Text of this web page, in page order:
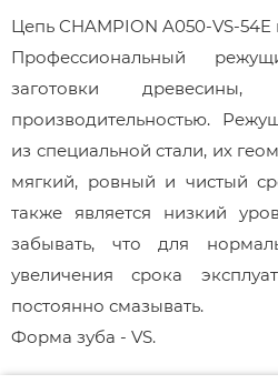
Цепь CHAMPION A050-VS-
Профессиональный
заготовки древесины,
производительностью.
из специальной стали, их
мягкий, ровный и чистый
также является низкий
забывать, что для
увеличения срока
постоянно смазывать.
Форма зуба - VS.